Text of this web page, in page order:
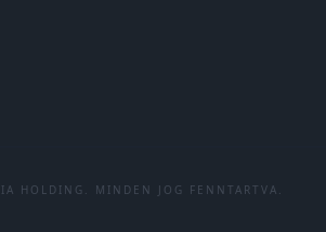
HOLDING. MINDEN JOG FENNTARTVA.